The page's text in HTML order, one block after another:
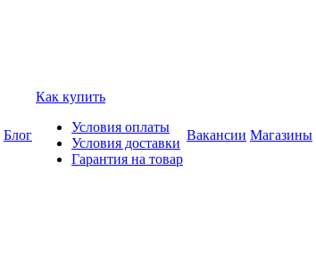
Блог
Как купить
Условия оплаты
Условия доставки
Гарантия на товар
Вакансии Магазины